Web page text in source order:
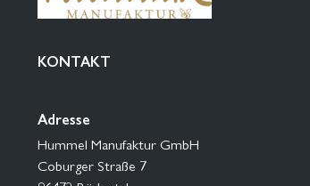
KONTAKT
Adresse
Hummel Manufaktur GmbH
Coburger Straße 7